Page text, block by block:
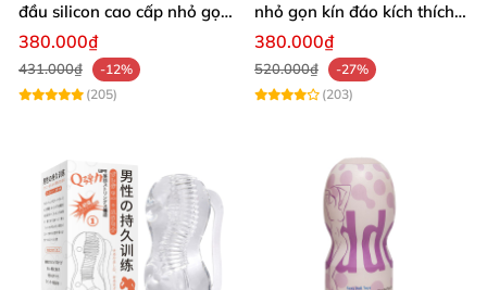
đầu silicon cao cấp nhỏ gọn
tiện lợi
380.000₫
431.000₫
-12%
(205)
nhỏ gọn kín đáo kích thích
cực đã
380.000₫
520.000₫
-27%
(203)